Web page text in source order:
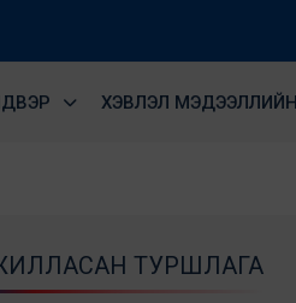
ХЭВЛЭЛ
ТУРШЛАГА